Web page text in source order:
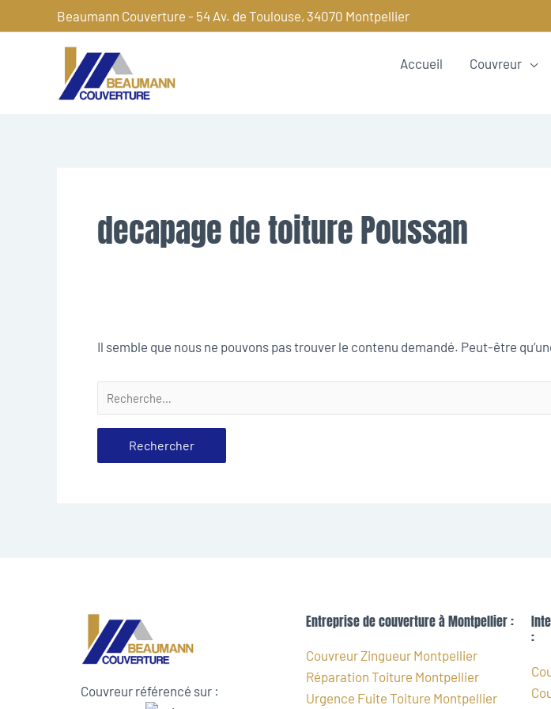
au
Beaumann Couverture - 54 Av. de Toulouse, 34070 Montpellier
Accueil Couvreur
decapage de toiture Poussan
Il semble que nous ne pouvons pas trouver le contenu demandé. Peut-être
Couvreur référencé sur :
Entreprise de couverture à Montpellier :
Couvreur Zingueur Montpellier
Réparation Toiture Montpellier
Urgence Fuite Toiture Montpellier
: